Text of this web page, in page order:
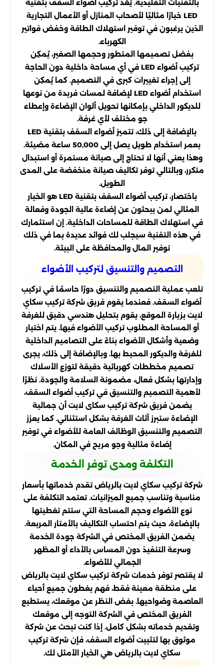
بالتقنيات التقليدية. يُعَدُّ تركيب أضواء السقف بتقنية
LED خيارًا مثاليًا لأصحاب المنازل أو الأعمال التجارية
الذين يرغبون في توفير استهلاك الطاقة وخفض فواتير
الكهرباء.
بفضل تصميمها المتطور وحجمها الصغير، يُمكِن
تركيب أضواء LED في أي مساحة داخلية دون الحاجة
إلى إجراء تغييرات كبرى في التصميم. كما يُمكِن
استخدام أضواء LED لإضافة لمسات فريدة من نوعها
للديكور الداخلي بإمكانها تحويل ألوان الإضاءة وإعطاء
جو مختلف لأي غرفة.
بالإضافة إلى ذلك، تتميز أضواء السقف بتقنية LED
بعمر استخدام طويل يصل إلى 50,000 ساعة مضيئة.
وهذا يعني أنها لا تحتاج إلى صيانة مستمرة أو استبدال
متكرر، وبالتالي توفر تكاليف صيانة منخفضة على المدى
الطويل.
باختصار، تركيب أضواء السقف بتقنية LED هو الخيار
المثالي لمن يبحثون عن إضاءة عالية الجودة وفعالة
في استهلاك الطاقة للمساحات الداخلية. إن استثمارك
في هذه التقنية سيجلب لك فوائد عديدة بما في ذلك
توفير المال والمحافظة على البيئة.
التصميم والتنسيق لتركيب الأضواء
تلعب عملية التصميم والتنسيق دورًا حاسمًا في تركيب
أضواء السقف. فعندما يقوم فريق شركة تركيب سكاي
لايت بزيارة الموقع، يقوم بتحليل هندسي دقيق للغرفة
أو المساحة المطلوب تركيب الأضواء فيها. يتم اختيار
وضعية وأشكال الأضواء بناءً على التصاميم الداخلية
للغرفة والديكور المحيط بها. وبالإضافة إلى ذلك، يجرى
تصميم مخططات كهربائية دقيقة لتوزع الأسلاك
وإدارتها بشكل فعال، مضمونة السلامة والجودة. نظرًا
لأهمية التصميم والتنسيق في تركيب أضواء السقف،
يضمن فريق شركة تركيب سكاى لايت أن جمالية
الإضاءة ستبرز أثاث الغرفة بشكل استثنائي. كما يعزز
التصميم والتنسيق الوظائف العامة للأضواء في توفير
إضاءة مثالية وجو مريح في المكان.
التكلفة ومدى توفر الخدمة
شركة تركيب سكاي لايت بالرياض تقدم خدماتها بأسعار
مناسبة وتناسب جميع الميزانيات. تعتمد التكلفة على
نوع الأضواء وحجم المساحة التي ستتم تغطيتها
بالإضاءة، حيث يتم احتساب التكاليف بالأمتار المربعة.
يضمن الفريق المختص في الشركة جودة الخدمة
وسرعة التنفيذ دون المساس بالأداء أو المظهر
الجمالي للأضواء.
لا يقتصر توفر خدمات شركة تركيب سكاي لايت بالرياض
على منطقة معينة فقط، فهم يغطون جميع أحياء
العاصمة وضواحيها. بغض النظر عن موقعك، يستطيع
الفريق المختص في الشركة التوجه إلى موقعك
وتقديم خدماته بشكل كامل. إذا كنت تبحث عن شركة
موثوق بها لتثبيت أضواء السقف، فإن شركة تركيب
سكاي لايت بالرياض هي الخيار الأمثل لك.